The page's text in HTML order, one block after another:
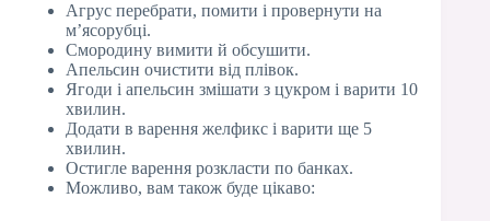
Агрус перебрати, помити і провернути на
м’ясорубці.
Смородину вимити й обсушити.
Апельсин очистити від плівок.
Ягоди і апельсин змішати з цукром і варити 10
хвилин.
Додати в варення желфикс і варити ще 5
хвилин.
Остигле варення розкласти по банках.
Можливо, вам також буде цікаво: